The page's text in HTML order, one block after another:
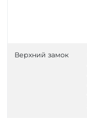
Верхний замок